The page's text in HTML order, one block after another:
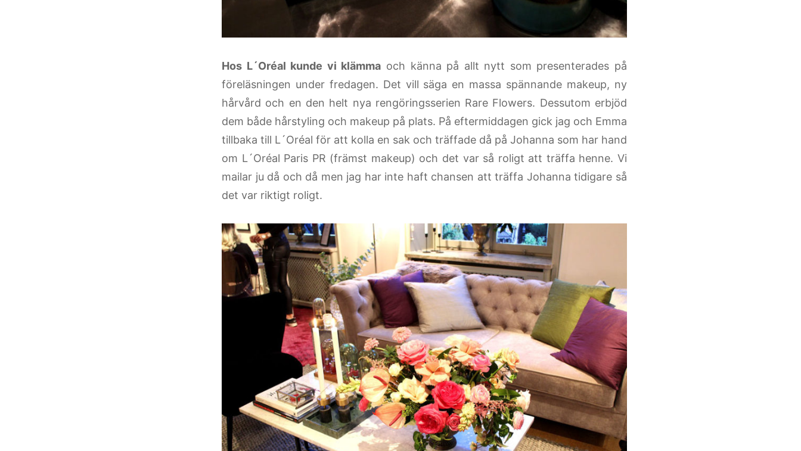
Hos L´Oréal kunde vi klämma och känna på allt nytt som presenterades på
föreläsningen under fredagen. Det vill säga en massa spännande makeup, ny
hårvård och en den helt nya rengöringsserien Rare Flowers. Dessutom erbjöd
dem både hårstyling och makeup på plats. På eftermiddagen gick jag och Emma
tillbaka till L´Oréal för att kolla en sak och träffade då på Johanna som har hand
om L´Oréal Paris PR (främst makeup) och det var så roligt att träffa henne. Vi
mailar ju då och då men jag har inte haft chansen att träffa Johanna tidigare så
det var riktigt roligt.